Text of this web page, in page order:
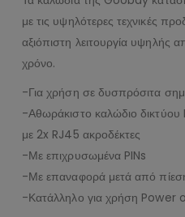
με τις υψηλότερες τεχνικές
αξιόπιστη λειτουργία υψηλής
χρόνο.
-Για χρήση σε δυσπρόσιτα
-Αθωράκιστο καλώδιο δικτύου
με 2x RJ45 ακροδέκτες
-Με επιχρυσωμένα PINs
-Με επαναφορά μετά από
-Κατάλληλο για χρήση